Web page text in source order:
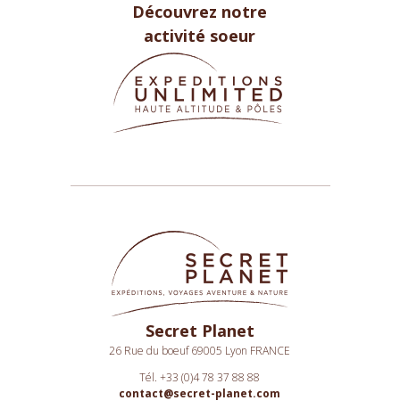
Découvrez notre
activité soeur
Secret Planet
26 Rue du boeuf 69005 Lyon FRANCE
Tél. +33 (0)4 78 37 88 88
contact@secret-planet.com